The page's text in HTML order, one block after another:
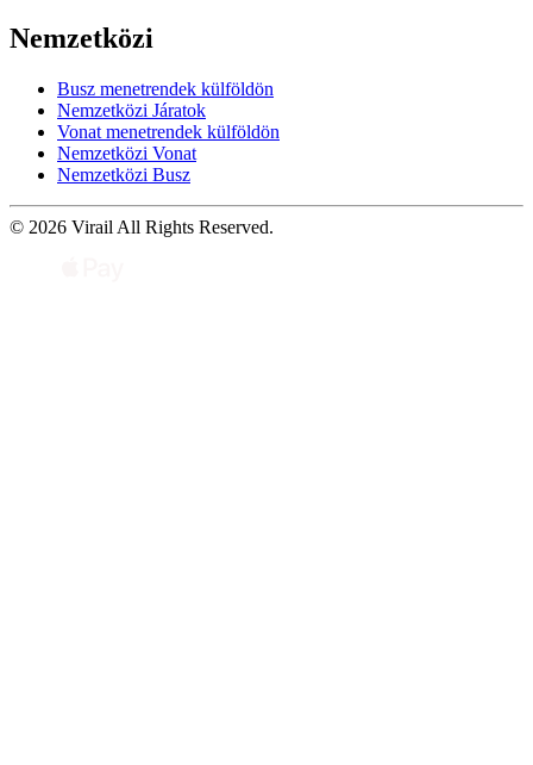
Nemzetközi
Busz menetrendek külföldön
Nemzetközi Járatok
Vonat menetrendek külföldön
Nemzetközi Vonat
Nemzetközi Busz
© 2026 Virail All Rights Reserved.